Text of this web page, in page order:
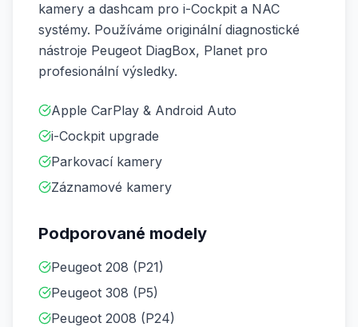
kamery a dashcam pro i-Cockpit a NAC
systémy. Používáme originální diagnostické
nástroje Peugeot DiagBox, Planet pro
profesionální výsledky.
Apple CarPlay & Android Auto
i-Cockpit upgrade
Parkovací kamery
Záznamové kamery
Podporované modely
Peugeot 208 (P21)
Peugeot 308 (P5)
Peugeot 2008 (P24)